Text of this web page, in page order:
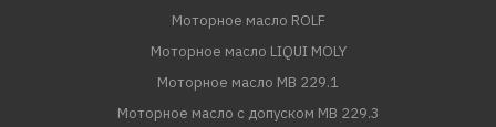
Моторное масло ROLF
Моторное масло LIQUI MOLY
Моторное масло MB 229.1
Моторное масло с допуском MB 229.3